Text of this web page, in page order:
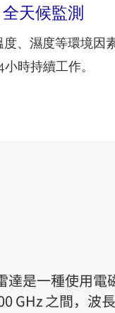
全天候監測
、濕度等環境因
小時持續工作。
達是一種使用電
GHz 之間，波